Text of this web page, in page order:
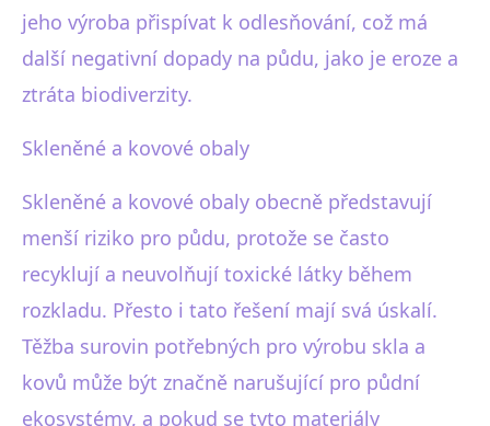
jeho výroba přispívat k odlesňování, což má
další negativní dopady na půdu, jako je eroze a
ztráta biodiverzity.
Skleněné a kovové obaly
Skleněné a kovové obaly obecně představují
menší riziko pro půdu, protože se často
recyklují a neuvolňují toxické látky během
rozkladu. Přesto i tato řešení mají svá úskalí.
Těžba surovin potřebných pro výrobu skla a
kovů může být značně narušující pro půdní
ekosystémy, a pokud se tyto materiály